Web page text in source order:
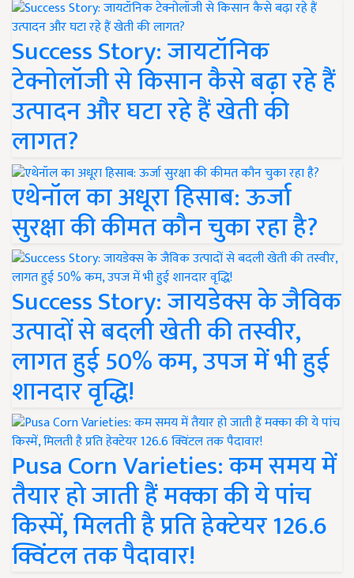
Success Story: जायटॉनिक
टेक्नोलॉजी से किसान कैसे बढ़ा रहे हैं
उत्पादन और घटा रहे हैं खेती की
लागत?
एथेनॉल का अधूरा हिसाब: ऊर्जा
सुरक्षा की कीमत कौन चुका रहा है?
Success Story: जायडेक्स के जैविक
उत्पादों से बदली खेती की तस्वीर,
लागत हुई 50% कम, उपज में भी हुई
शानदार वृद्धि!
Pusa Corn Varieties: कम समय में
तैयार हो जाती हैं मक्का की ये पांच
किस्में, मिलती है प्रति हेक्टेयर 126.6
क्विंटल तक पैदावार!